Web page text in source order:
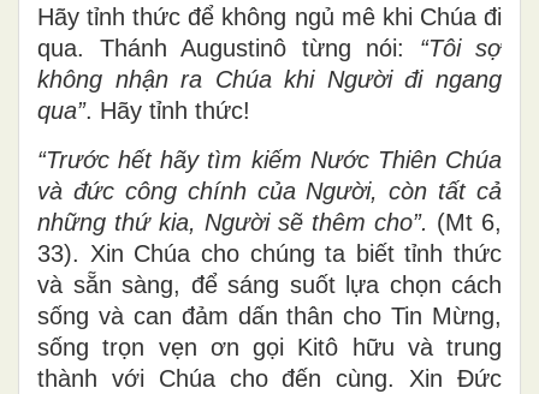
Hãy tỉnh thức để không ngủ mê khi Chúa đi
qua. Thánh Augustinô từng nói: “Tôi sợ
không nhận ra Chúa khi Người đi ngang
qua”. Hãy tỉnh thức!
“Trước hết hãy tìm kiếm Nước Thiên Chúa
và đức công chính của Người, còn tất cả
những thứ kia, Người sẽ thêm cho”. (Mt 6,
33). Xin Chúa cho chúng ta biết tỉnh thức
và sẵn sàng, để sáng suốt lựa chọn cách
sống và can đảm dấn thân cho Tin Mừng,
sống trọn vẹn ơn gọi Kitô hữu và trung
thành với Chúa cho đến cùng. Xin Đức